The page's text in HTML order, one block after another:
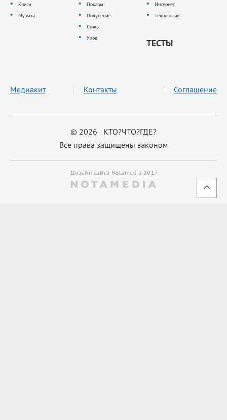
Книги
Музыка
Показы
Похудение
Стиль
Уход
Интернет
Технологии
ТЕСТЫ
© 2026 КТО?ЧТО?ГДЕ?
Все права защищены законом
Медиакит Контакты Соглашение
Дизайн сайта Notamedia 2017